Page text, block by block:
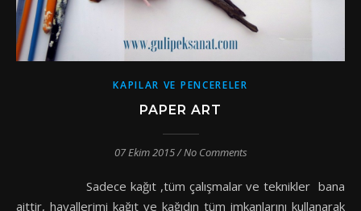
KAPILAR VE PENCERELER
PAPER ART
07 Ekim 2015/ No Comments
Sadece kağıt ,tüm çalışmalar ve teknikler bana
aittir, hayallerimi kağıt ve kağıdın tüm imkanlarını kullanarak